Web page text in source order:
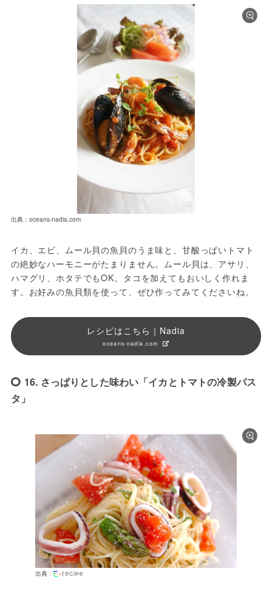
出典：oceans-nadia.com
イカ、エビ、ムール貝の魚貝のうま味と、甘酸っぱいトマト
の絶妙なハーモニーがたまりません。ムール貝は、アサリ、
ハマグリ、ホタテでもOK。タコを加えてもおいしく作れま
す。お好みの魚貝類を使って、ぜひ作ってみてくださいね。
レシピはこちら｜Nadia
oceans-nadia.com
16. さっぱりとした味わい「イカとトマトの冷製パス
タ」
出典：